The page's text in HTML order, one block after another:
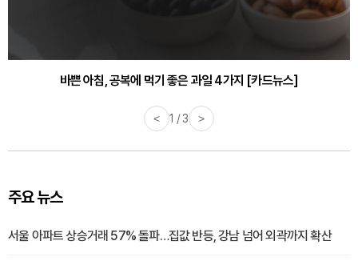
바쁜 아침, 공복에 먹기 좋은 과일 4가지 [카드뉴스]
30대부터 유병률 2배...여자에게 꼭 필요한 검사는? [카드뉴스]
< 1 / 3 >
주요 뉴스
서울 아파트 상승거래 57% 돌파…집값 반등, 강남 넘어 외곽까지 확산